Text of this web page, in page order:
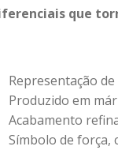
que
Representação
Produzido em
Acabamento
Símbolo de força,